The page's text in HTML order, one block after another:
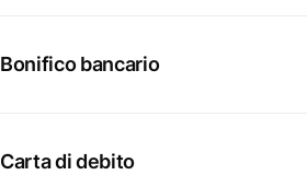
Bonifico bancario
Carta di debito